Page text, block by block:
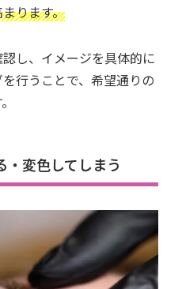
ります。
し、イメージを具体的に
行うことで、希望通りの
・変色してしまう